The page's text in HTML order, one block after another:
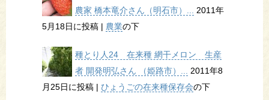
農家 橋本竜介さん（明石市）... 2011年
5月18日に投稿 | 農業の下
種とり人24 在来種 網干メロン 生産
者 開発明弘さん （姫路市）... 2011年8
月25日に投稿 | ひょうごの在来種保存会の下